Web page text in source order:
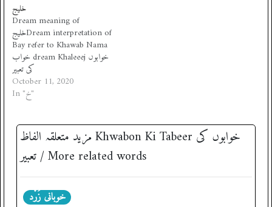
خلیج
Dream meaning of
خلیجDream interpretation of
Bay refer to Khawab Nama
خواب dream Khaleeej خوابوں
کی تعبیر
October 11, 2020
In "خ"
مزید متعلقہ الفاظ ‎Khwabon Ki Tabeer خوابوں کی
تعبیر / More related words
خوبانی زَرْد